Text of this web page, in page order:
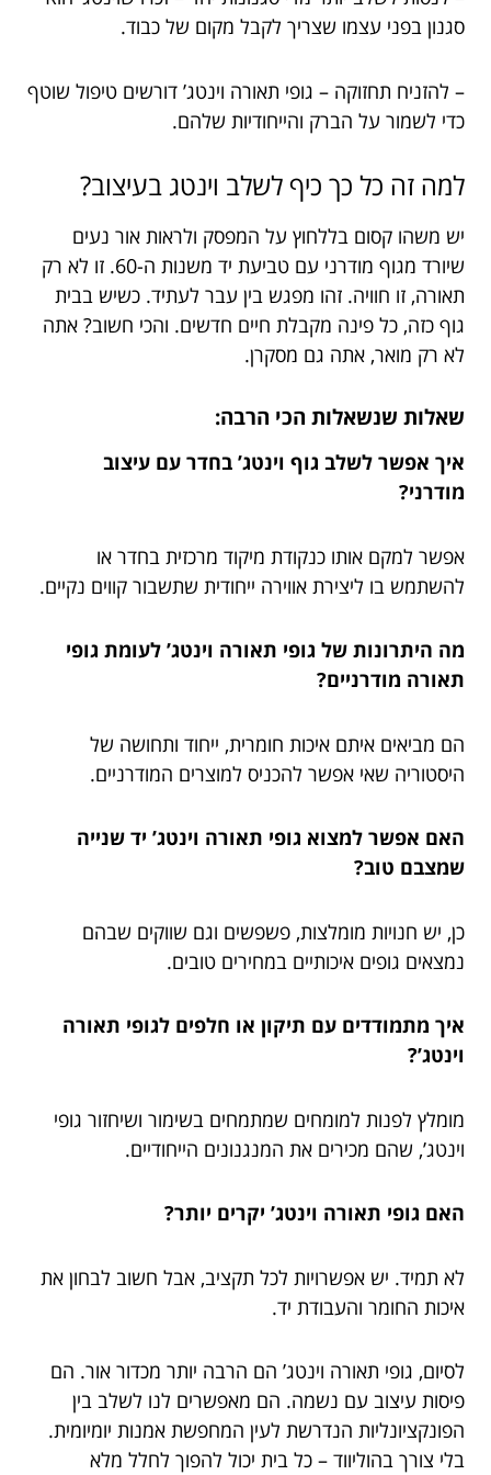
סגנון בפני עצמו שצריך לקבל מקום של כבוד.
– להזניח תחזוקה – גופי תאורה וינטג’ דורשים טיפול שוטף
כדי לשמור על הברק והייחודיות שלהם.
למה זה כל כך כיף לשלב וינטג בעיצוב?
יש משהו קסום בללחוץ על המפסק ולראות אור נעים
שיורד מגוף מודרני עם טביעת יד משנות ה-60. זו לא רק
תאורה, זו חוויה. זהו מפגש בין עבר לעתיד. כשיש בבית
גוף כזה, כל פינה מקבלת חיים חדשים. והכי חשוב? אתה
לא רק מואר, אתה גם מסקרן.
שאלות שנשאלות הכי הרבה:
איך אפשר לשלב גוף וינטג’ בחדר עם עיצוב
מודרני?
אפשר למקם אותו כנקודת מיקוד מרכזית בחדר או
להשתמש בו ליצירת אווירה ייחודית שתשבור קווים נקיים.
מה היתרונות של גופי תאורה וינטג’ לעומת גופי
תאורה מודרניים?
הם מביאים איתם איכות חומרית, ייחוד ותחושה של
היסטוריה שאי אפשר להכניס למוצרים המודרניים.
האם אפשר למצוא גופי תאורה וינטג’ יד שנייה
שמצבם טוב?
כן, יש חנויות מומלצות, פשפשים וגם שווקים שבהם
נמצאים גופים איכותיים במחירים טובים.
איך מתמודדים עם תיקון או חלפים לגופי תאורה
וינטג’?
מומלץ לפנות למומחים שמתמחים בשימור ושיחזור גופי
וינטג’, שהם מכירים את המנגנונים הייחודיים.
האם גופי תאורה וינטג’ יקרים יותר?
לא תמיד. יש אפשרויות לכל תקציב, אבל חשוב לבחון את
איכות החומר והעבודת יד.
לסיום, גופי תאורה וינטג’ הם הרבה יותר מכדור אור. הם
פיסות עיצוב עם נשמה. הם מאפשרים לנו לשלב בין
הפונקציונליות הנדרשת לעין המחפשת אמנות יומיומית.
בלי צורך בהוליווד – כל בית יכול להפוך לחלל מלא